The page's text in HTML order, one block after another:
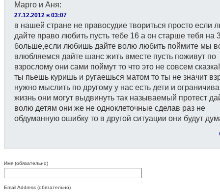
Марго и Аня:
27.12.2012 в 03:07
в нашей стране не правосудие твориться просто если
дайте право любить пусть тебе 16 а он старше тебя на
больше,если любишь дайте волю любить поймите мы
влюбляемся дайте шанс жить вместе пусть поживут по
взрослому они сами поймут то что это не совсем
ты пьешь куришь и ругаешься матом то ты не значит
нужно мыслить по другому у нас есть дети и
жизнь они могут выдвинуть так называемый протест
волю детям они же не одноклеточные сделав раз не
обдуманную ошибку то в другой ситуации они будут
Имя (обязательно)
Email Address (обязательно)